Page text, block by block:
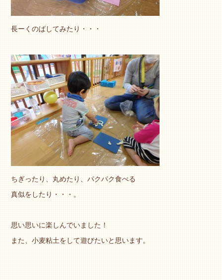
長ーくのばしてみたり・・・
ちぎったり、丸めたり、パクパク食べる
真似をしたり・・・。
思い思いに楽しんでいました！
また、小麦粘土をして遊びたいと思います。